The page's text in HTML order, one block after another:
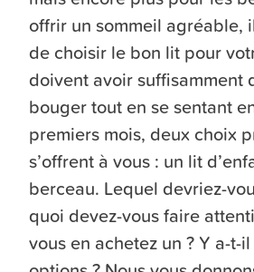
offrir un sommeil agréable,
de choisir le bon lit pour
doivent avoir suffisamment
bouger tout en se sentant
premiers mois, deux choix
s’offrent à vous : un lit
berceau. Lequel devriez-
quoi devez-vous faire
vous en achetez un ? Y a-t-